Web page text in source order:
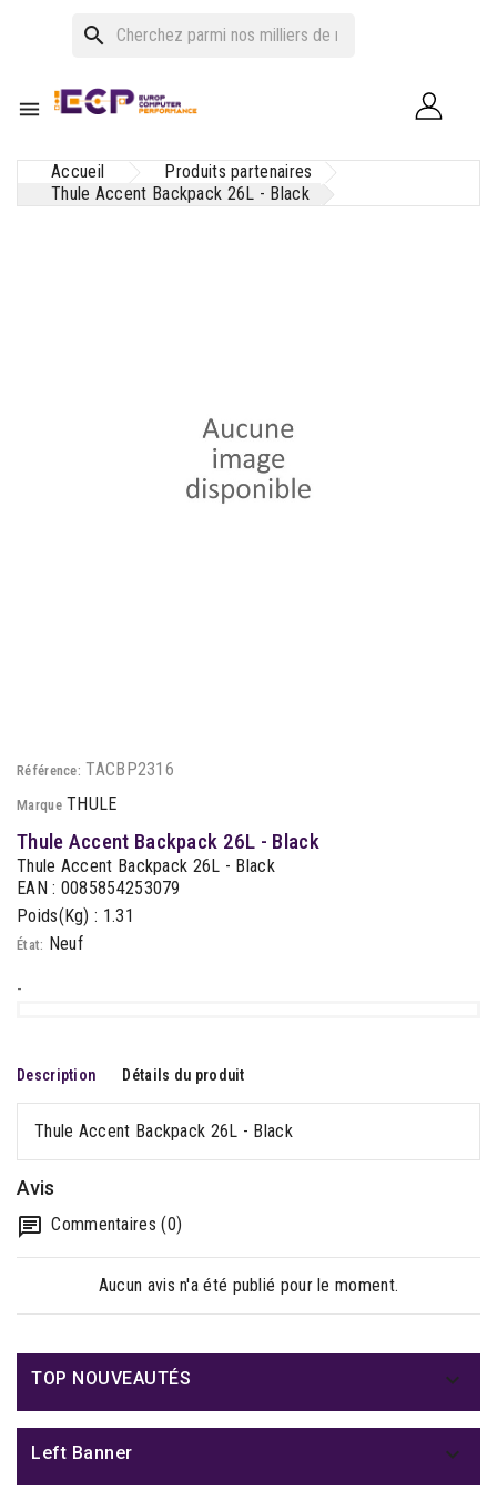
search

Accueil
Produits partenaires
Thule Accent Backpack 26L - Black
Référence: TACBP2316
Marque THULE
Thule Accent Backpack 26L - Black
Thule Accent Backpack 26L - Black
EAN : 0085854253079
Poids(Kg) : 1.31
État: Neuf
-
Description Détails du produit
Thule Accent Backpack 26L - Black
Avis
Commentaires (0)
Aucun avis n'a été publié pour le moment.
TOP NOUVEAUTÉS 
Left Banner 